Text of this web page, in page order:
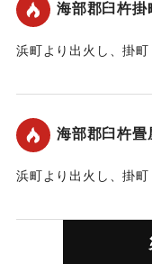
海部郡臼杵掛
浜町より出火し、掛
海部郡臼杵畳
浜町より出火し、掛